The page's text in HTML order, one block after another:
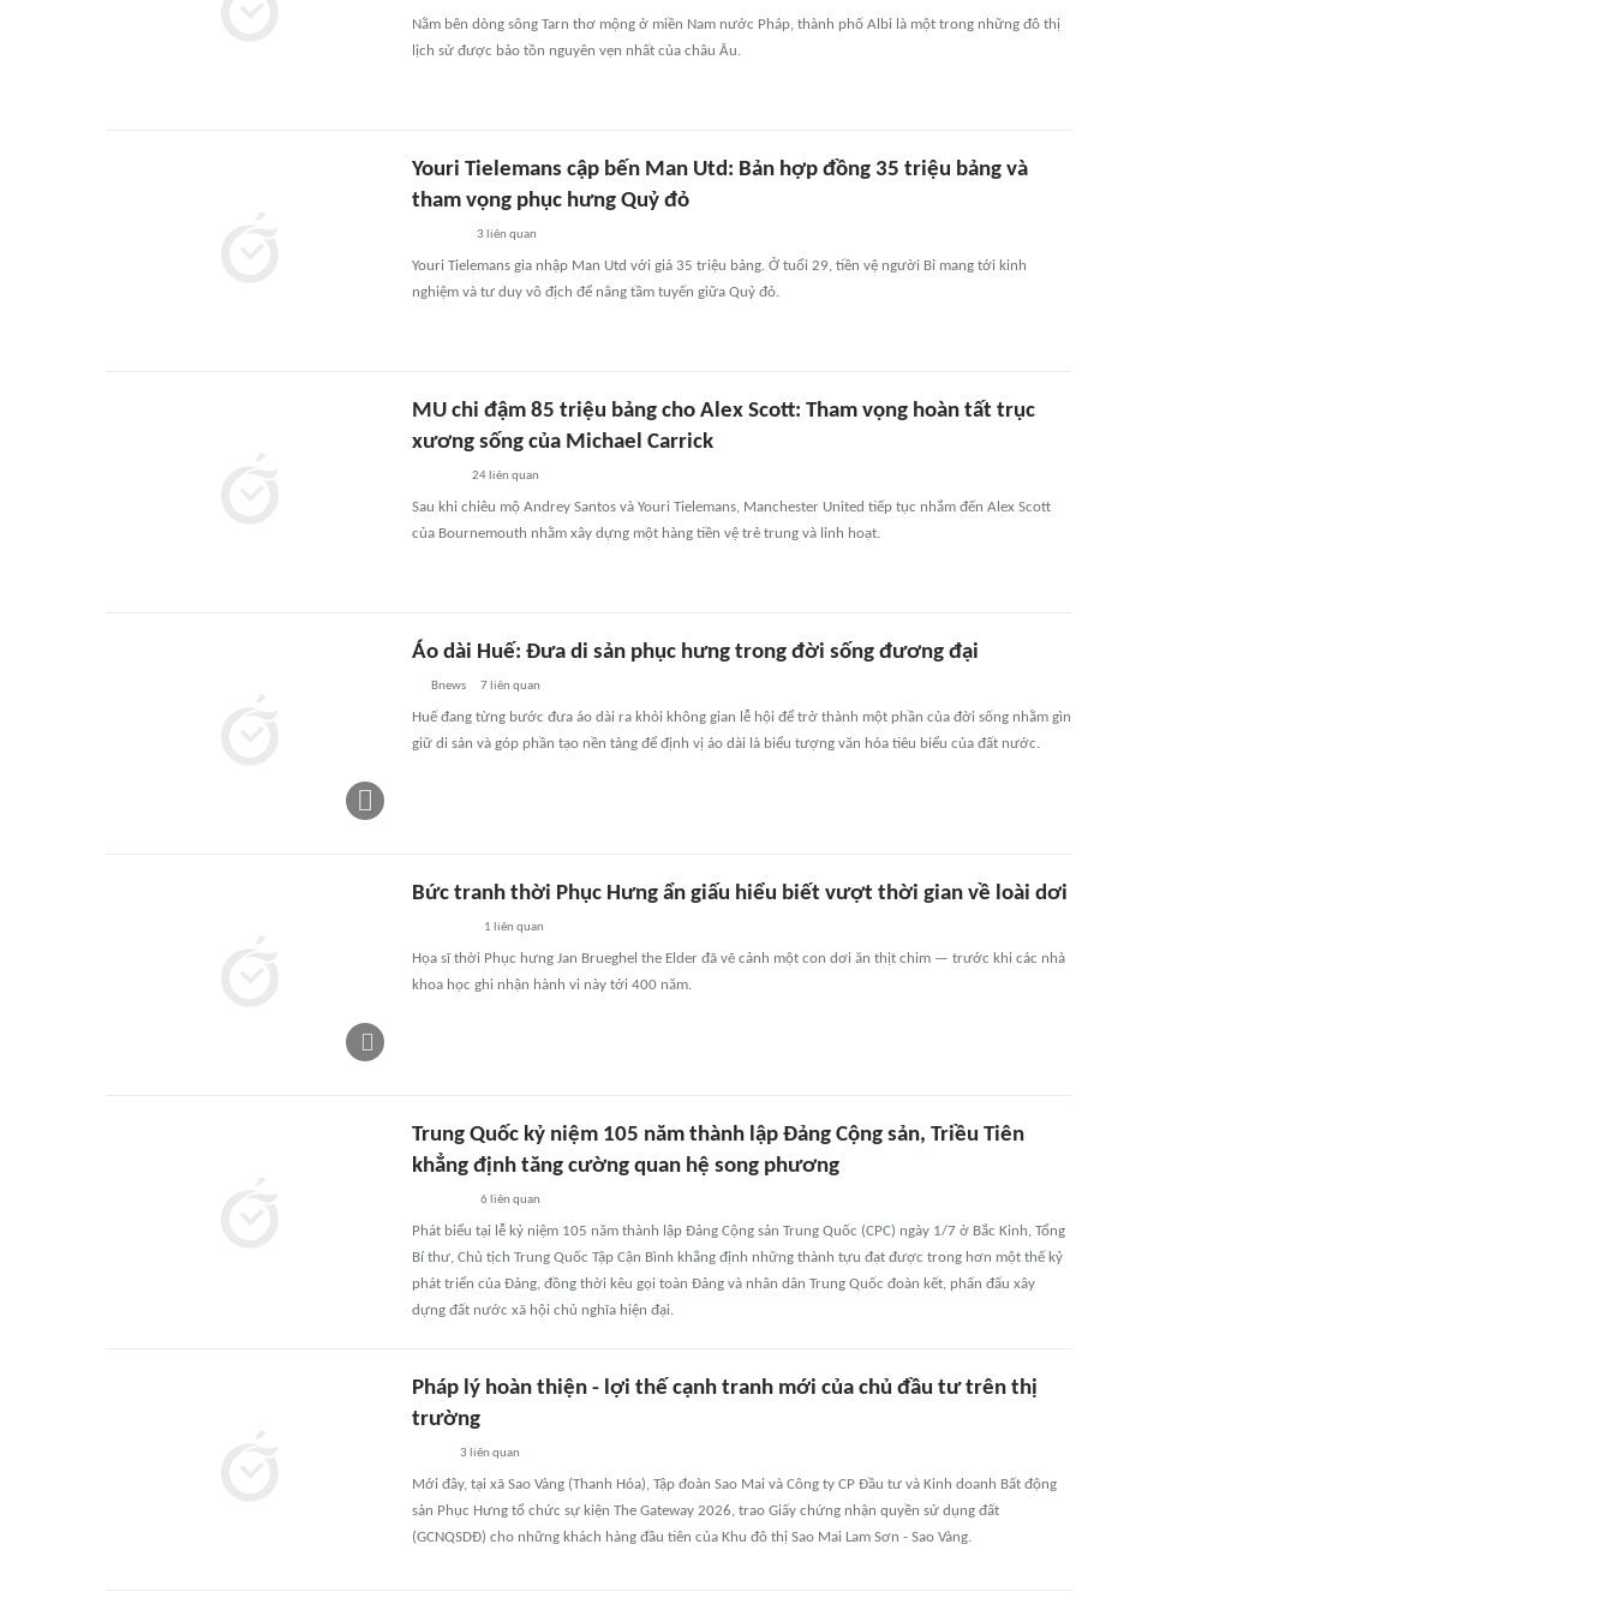
Nằm bên dòng sông Tarn thơ mộng ở miền Nam nước Pháp, thành phố Albi là một trong những đô thị
lịch sử được bảo tồn nguyên vẹn nhất của châu Âu.
Youri Tielemans cập bến Man Utd: Bản hợp đồng 35 triệu bảng và
tham vọng phục hưng Quỷ đỏ
3 liên quan
Youri Tielemans gia nhập Man Utd với giá 35 triệu bảng. Ở tuổi 29, tiền vệ người Bỉ mang tới kinh
nghiệm và tư duy vô địch để nâng tầm tuyến giữa Quỷ đỏ.
MU chi đậm 85 triệu bảng cho Alex Scott: Tham vọng hoàn tất trục
xương sống của Michael Carrick
24liên quan
Sau khi chiêu mộ Andrey Santos và Youri Tielemans, Manchester United tiếp tục nhắm đến Alex Scott
của Bournemouth nhằm xây dựng một hàng tiền vệ trẻ trung và linh hoạt.
Áo dài Huế: Đưa di sản phục hưng trong đời sống đương đại
Bnews 7 liên quan
Huế đang từng bước đưa áo dài ra khỏi không gian lễ hội để trở thành một phần của đời sống nhằm gìn
giữ di sản và góp phần tạo nền tảng để định vị áo dài là biểu tượng văn hóa tiêu biểu của đất nước.
Bức tranh thời Phục Hưng ẩn giấu hiểu biết vượt thời gian về loài dơi
1 liên quan
Họa sĩ thời Phục hưng Jan Brueghel the Elder đã vẽ cảnh một con dơi ăn thịt chim — trước khi các nhà
khoa học ghi nhận hành vi này tới 400 năm.
Trung Quốc kỷ niệm 105 năm thành lập Đảng Cộng sản, Triều Tiên
khẳng định tăng cường quan hệ song phương
6 liên quan
Phát biểu tại lễ kỷ niệm 105 năm thành lập Đảng Cộng sản Trung Quốc (CPC) ngày 1/7 ở Bắc Kinh, Tổng
Bí thư, Chủ tịch Trung Quốc Tập Cận Bình khẳng định những thành tựu đạt được trong hơn một thế kỷ
phát triển của Đảng, đồng thời kêu gọi toàn Đảng và nhân dân Trung Quốc đoàn kết, phấn đấu xây
dựng đất nước xã hội chủ nghĩa hiện đại.
Pháp lý hoàn thiện - lợi thế cạnh tranh mới của chủ đầu tư trên thị
trường
3 liên quan
Mới đây, tại xã Sao Vàng (Thanh Hóa), Tập đoàn Sao Mai và Công ty CP Đầu tư và Kinh doanh Bất động
sản Phục Hưng tổ chức sự kiện The Gateway 2026, trao Giấy chứng nhận quyền sử dụng đất
(GCNQSDĐ) cho những khách hàng đầu tiên của Khu đô thị Sao Mai Lam Sơn - Sao Vàng.